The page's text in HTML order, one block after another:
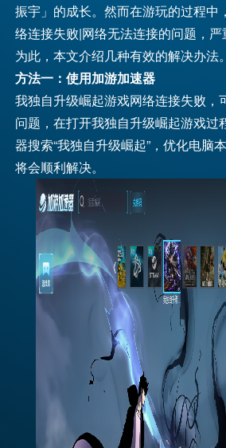
振宇」的成长。然而在游玩的过程中
络连接失败|网络无法连接的问题，严
为此，本文介绍几种有效的解决办法。
方法一：使用加游加速器
我独自升级崛起游戏网络连接失败，
问题，在打开我独自升级崛起游戏过
器搜索“我独自升级崛起”，优化电脑
将会顺利解决。